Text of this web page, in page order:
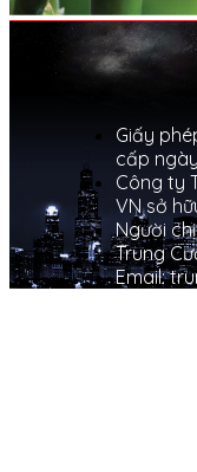
Giấy
cấp ngày
Công ty
VN sở
Người
Trung
Email: